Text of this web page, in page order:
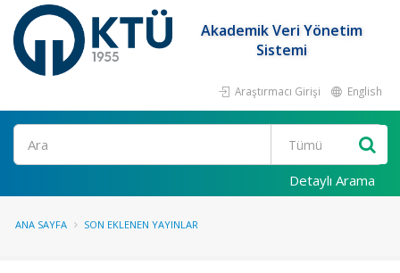
Akademik Veri Yönetim
Sistemi
Araştırmacı Girişi English
Ara
Detaylı Arama
ANA SAYFA SON EKLENEN YAYINLAR